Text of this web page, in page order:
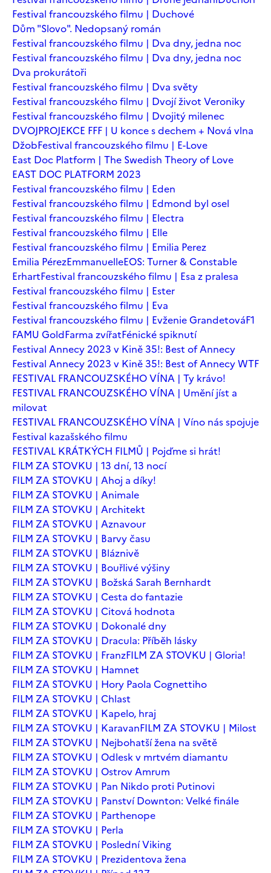
Festival francouzského filmu | Duchové
Dům "Slovo". Nedopsaný román
Festival francouzského filmu | Dva dny, jedna noc
Festival francouzského filmu | Dva dny, jedna noc
Dva prokurátoři
Festival francouzského filmu | Dva světy
Festival francouzského filmu | Dvojí život Veroniky
Festival francouzského filmu | Dvojitý milenec
DVOJPROJEKCE FFF | U konce s dechem + Nová vlna
DžobFestival francouzského filmu | E-Love
East Doc Platform | The Swedish Theory of Love
EAST DOC PLATFORM 2023
Festival francouzského filmu | Eden
Festival francouzského filmu | Edmond byl osel
Festival francouzského filmu | Electra
Festival francouzského filmu | Elle
Festival francouzského filmu | Emilia Perez
Emilia PérezEmmanuelleEOS: Turner & Constable
ErhartFestival francouzského filmu | Esa z pralesa
Festival francouzského filmu | Ester
Festival francouzského filmu | Eva
Festival francouzského filmu | Evženie GrandetováF1
FAMU GoldFarma zvířatFénické spiknutí
Festival Annecy 2023 v Kině 35!: Best of Annecy
Festival Annecy 2023 v Kině 35!: Best of Annecy WTF
FESTIVAL FRANCOUZSKÉHO VÍNA | Ty krávo!
FESTIVAL FRANCOUZSKÉHO VÍNA | Umění jíst a
milovat
FESTIVAL FRANCOUZSKÉHO VÍNA | Víno nás spojuje
Festival kazašského filmu
FESTIVAL KRÁTKÝCH FILMŮ | Pojďme si hrát!
FILM ZA STOVKU | 13 dní, 13 nocí
FILM ZA STOVKU | Ahoj a díky!
FILM ZA STOVKU | Animale
FILM ZA STOVKU | Architekt
FILM ZA STOVKU | Aznavour
FILM ZA STOVKU | Barvy času
FILM ZA STOVKU | Bláznivě
FILM ZA STOVKU | Bouřlivé výšiny
FILM ZA STOVKU | Božská Sarah Bernhardt
FILM ZA STOVKU | Cesta do fantazie
FILM ZA STOVKU | Citová hodnota
FILM ZA STOVKU | Dokonalé dny
FILM ZA STOVKU | Dracula: Příběh lásky
FILM ZA STOVKU | FranzFILM ZA STOVKU | Gloria!
FILM ZA STOVKU | Hamnet
FILM ZA STOVKU | Hory Paola Cognettiho
FILM ZA STOVKU | Chlast
FILM ZA STOVKU | Kapelo, hraj
FILM ZA STOVKU | KaravanFILM ZA STOVKU | Milost
FILM ZA STOVKU | Nejbohatší žena na světě
FILM ZA STOVKU | Odlesk v mrtvém diamantu
FILM ZA STOVKU | Ostrov Amrum
FILM ZA STOVKU | Pan Nikdo proti Putinovi
FILM ZA STOVKU | Panství Downton: Velké finále
FILM ZA STOVKU | Parthenope
FILM ZA STOVKU | Perla
FILM ZA STOVKU | Poslední Viking
FILM ZA STOVKU | Prezidentova žena